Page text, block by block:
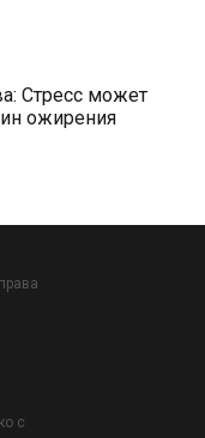
Стресс может
ожирения
с